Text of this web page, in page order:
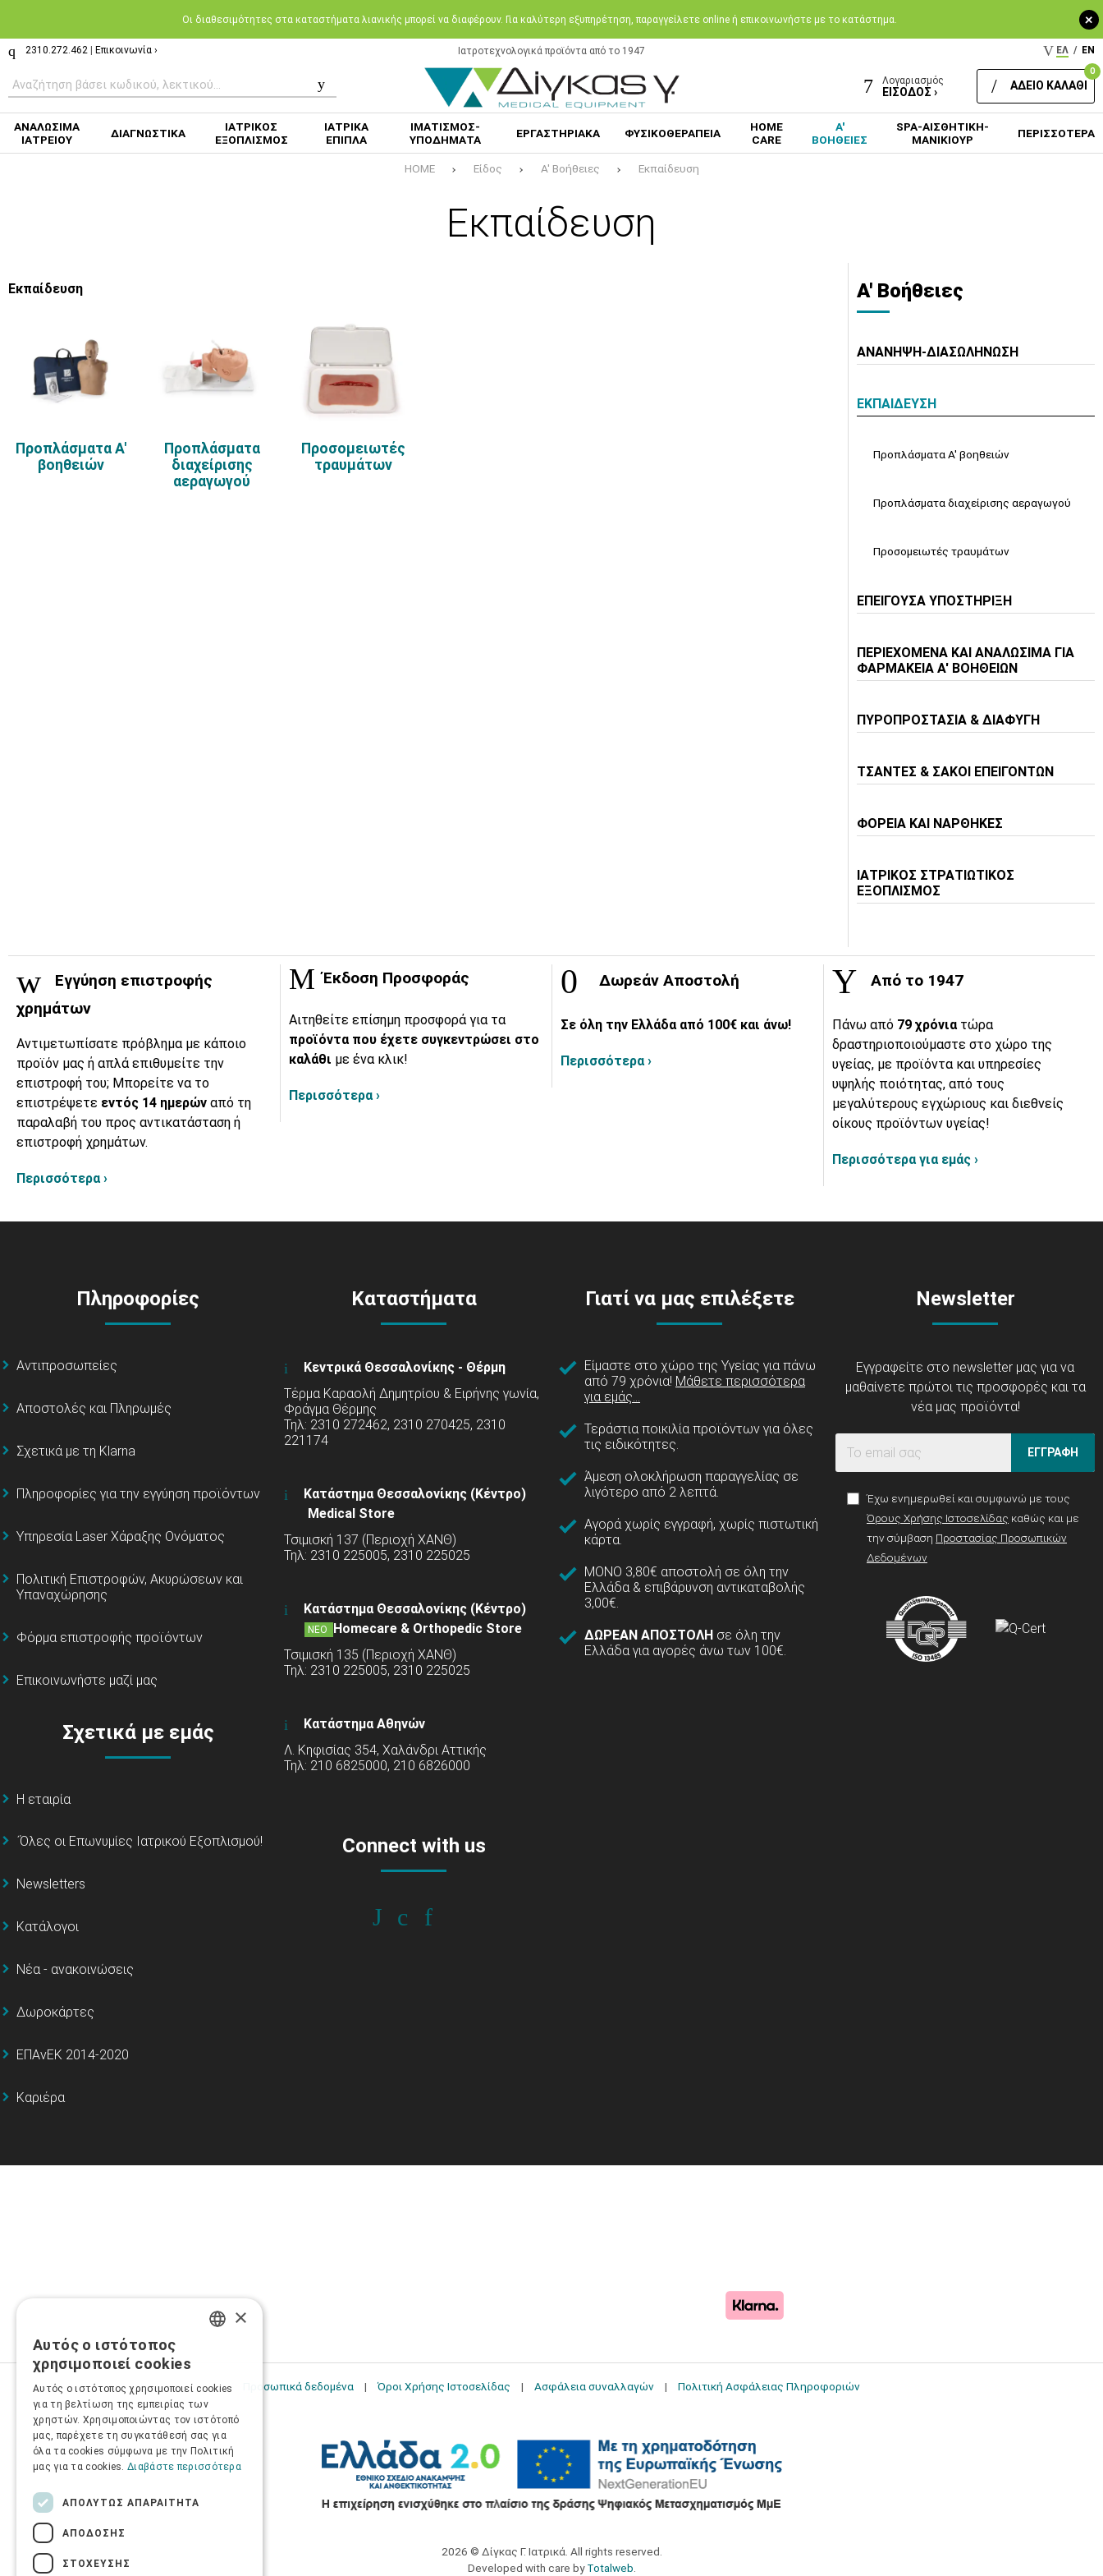
+
Oι διαθεσιμότητες στα καταστήματα λιανικής μπορεί να διαφέρουν. Για καλύτερη εξυπηρέτηση, παραγγείλετε online ή επικοινωνήστε με το κατάστημα.
2310.272.462 Επικοινωνία › Ιατροτεχνολογικά προϊόντα από το 1947 ΕΛ / EN
Λογαριασμός
ΕΙΣΟΔΟΣ ›
0
ΑΔΕΙΟ ΚΑΛΑΘΙ
ΑΝΑΛΩΣΙΜΑ
ΙΑΤΡΕΙΟΥ
ΔΙΑΓΝΩΣΤΙΚΑ
ΙΑΤΡΙΚΟΣ
ΕΞΟΠΛΙΣΜΟΣ
ΙΑΤΡΙΚΑ
ΕΠΙΠΛΑ
ΙΜΑΤΙΣΜΟΣ-
ΥΠΟΔΗΜΑΤΑ
ΕΡΓΑΣΤΗΡΙΑΚΑ ΦΥΣΙΚΟΘΕΡΑΠΕΙΑ
HOME
CARE
Α'
ΒΟΗΘΕΙΕΣ
SPA-ΑΙΣΘΗΤΙΚΗ-
ΜΑΝΙΚΙΟΥΡ
ΠΕΡΙΣΣΟΤΕΡΑ
HOME Είδος Α' Βοήθειες Εκπαίδευση
Εκπαίδευση
Εκπαίδευση
Προπλάσματα Α'
βοηθειών
Προπλάσματα
διαχείρισης
αεραγωγού
Προσομειωτές
τραυμάτων
Α' Βοήθειες
ΑΝΑΝΗΨΗ-ΔΙΑΣΩΛΗΝΩΣΗ
ΕΚΠΑΙΔΕΥΣΗ
Προπλάσματα Α' βοηθειών
Προπλάσματα διαχείρισης αεραγωγού
Προσομειωτές τραυμάτων
ΕΠΕΙΓΟΥΣΑ ΥΠΟΣΤΗΡΙΞΗ
ΠΕΡΙΕΧΟΜΕΝΑ ΚΑΙ ΑΝΑΛΩΣΙΜΑ ΓΙΑ
ΦΑΡΜΑΚΕΙΑ Α' ΒΟΗΘΕΙΩΝ
ΠΥΡΟΠΡΟΣΤΑΣΙΑ & ΔΙΑΦΥΓΗ
ΤΣΑΝΤΕΣ & ΣΑΚΟΙ ΕΠΕΙΓΟΝΤΩΝ
ΦΟΡΕΙΑ ΚΑΙ ΝΑΡΘΗΚΕΣ
ΙΑΤΡΙΚΟΣ ΣΤΡΑΤΙΩΤΙΚΟΣ
ΕΞΟΠΛΙΣΜΟΣ
Εγγύηση επιστροφής
χρημάτων
Αντιμετωπίσατε πρόβλημα με κάποιο
προϊόν μας ή απλά επιθυμείτε την
επιστροφή του; Μπορείτε να το
επιστρέψετε εντός 14 ημερών από τη
παραλαβή του προς αντικατάσταση ή
επιστροφή χρημάτων.
Περισσότερα ›
Έκδοση Προσφοράς
Αιτηθείτε επίσημη προσφορά για τα
προϊόντα που έχετε συγκεντρώσει στο
καλάθι με ένα κλικ!
Περισσότερα ›
Δωρεάν Αποστολή
Σε όλη την Ελλάδα από 100€ και άνω!
Περισσότερα ›
Από το 1947
Πάνω από 79 χρόνια τώρα
δραστηριοποιούμαστε στο χώρο της
υγείας, με προϊόντα και υπηρεσίες
υψηλής ποιότητας, από τους
μεγαλύτερους εγχώριους και διεθνείς
οίκους προϊόντων υγείας!
Περισσότερα για εμάς ›
Πληροφορίες
Αντιπροσωπείες
Αποστολές και Πληρωμές
Σχετικά με τη Klarna
Πληροφορίες για την εγγύηση προϊόντων
Υπηρεσία Laser Χάραξης Ονόματος
Πολιτική Επιστροφών, Ακυρώσεων και
Υπαναχώρησης
Φόρμα επιστροφής προϊόντων
Επικοινωνήστε μαζί μας
Σχετικά με εμάς
Η εταιρία
΄Όλες οι Επωνυμίες Ιατρικού Εξοπλισμού!
Newsletters
Κατάλογοι
Νέα - ανακοινώσεις
Δωροκάρτες
ΕΠΑνΕΚ 2014-2020
Καριέρα
Καταστήματα
Κεντρικά Θεσσαλονίκης - Θέρμη
Τέρμα Καραολή Δημητρίου & Ειρήνης γωνία,
Φράγμα Θέρμης
Τηλ: 2310 272462, 2310 270425, 2310
221174
Κατάστημα Θεσσαλονίκης (Κέντρο)
Medical Store
Τσιμισκή 137 (Περιοχή ΧΑΝΘ)
Τηλ: 2310 225005, 2310 225025
Κατάστημα Θεσσαλονίκης (Κέντρο)
ΝΕΟ
Homecare & Orthopedic Store
Τσιμισκή 135 (Περιοχή ΧΑΝΘ)
Τηλ: 2310 225005, 2310 225025
Κατάστημα Αθηνών
Λ. Κηφισίας 354, Χαλάνδρι Αττικής
Τηλ: 210 6825000, 210 6826000
Connect with us
Γιατί να μας επιλέξετε
Είμαστε στο χώρο της Υγείας για πάνω
από 79 χρόνια! Μάθετε περισσότερα
για εμάς...
Τεράστια ποικιλία προϊόντων για όλες
τις ειδικότητες.
Άμεση ολοκλήρωση παραγγελίας σε
λιγότερο από 2 λεπτά.
Αγορά χωρίς εγγραφή, χωρίς πιστωτική
κάρτα.
ΜΟΝΟ 3,80€ αποστολή σε όλη την
Ελλάδα & επιβάρυνση αντικαταβολής
3,00€.
ΔΩΡΕΑΝ ΑΠΟΣΤΟΛΗ σε όλη την
Ελλάδα για αγορές άνω των 100€.
Newsletter
Εγγραφείτε στο newsletter μας για να
μαθαίνετε πρώτοι τις προσφορές και τα
νέα μας προϊόντα!
ΕΓΓΡΑΦΗ
Έχω ενημερωθεί και συμφωνώ με τους
Όρους Χρήσης Ιστοσελίδας καθώς και με
την σύμβαση Προστασίας Προσωπικών
Δεδομένων
Προσωπικά δεδομένα Όροι Χρήσης Ιστοσελίδας Ασφάλεια συναλλαγών Πολιτική Ασφάλειας Πληροφοριών
2026 © Δίγκας Γ. Ιατρικά. All rights reserved.
Developed with care byTotalweb.
×
Αυτός ο ιστότοπος
χρησιμοποιεί cookies
Αυτός ο ιστότοπος χρησιμοποιεί cookies
για τη βελτίωση της εμπειρίας των
χρηστών. Χρησιμοποιώντας τον ιστότοπό
μας, παρέχετε τη συγκατάθεσή σας για
όλα τα cookies σύμφωνα με την Πολιτική
μας για τα cookies. Διαβάστε περισσότερα
ΑΠΟΛΎΤΩΣ ΑΠΑΡΑΊΤΗΤΑ
ΑΠΌΔΟΣΗΣ
ΣΤΌΧΕΥΣΗΣ